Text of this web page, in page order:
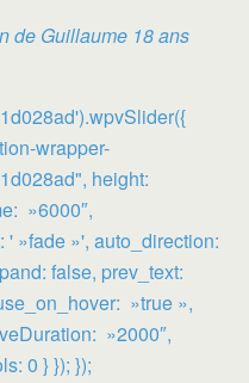
de Guillaume 18 ans
wrapper-
height:
»6000″,
»fade »', auto_direction:
false, prev_text:
»true »,
»2000″,
0 } }); });